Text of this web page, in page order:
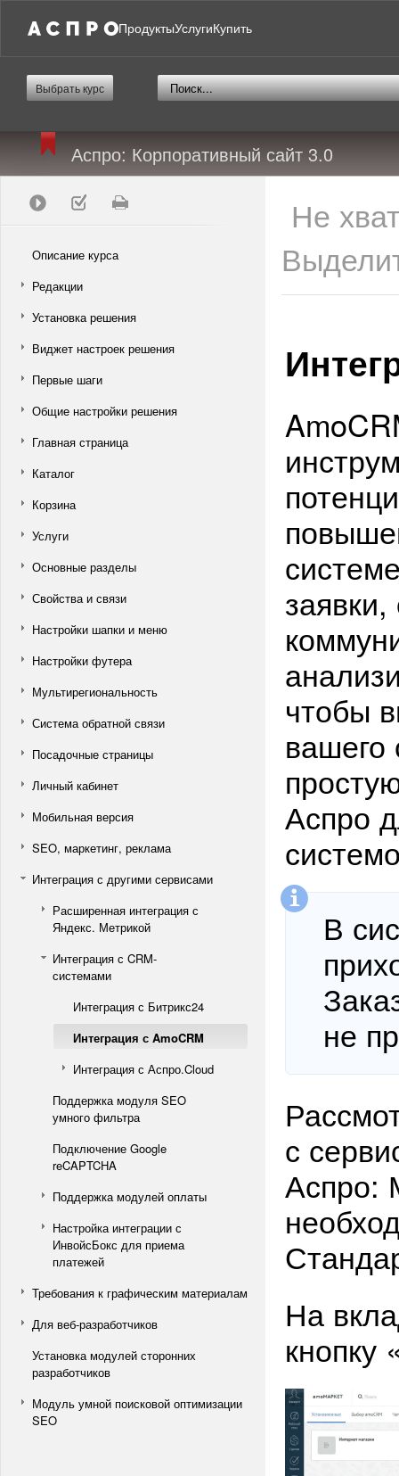
ПродуктыУслугиКупить
Выбрать курс
Аспро: Корпоративный сайт 3.0
Описание курса
Редакции
Установка решения
Виджет настроек решения
Первые шаги
Общие настройки решения
Главная страница
Каталог
Корзина
Услуги
Основные разделы
Свойства и связи
Настройки шапки и меню
Настройки футера
Мультирегиональность
Система обратной связи
Посадочные страницы
Личный кабинет
Мобильная версия
SEO, маркетинг, реклама
Интеграция с другими сервисами
Расширенная интеграция с
Яндекс. Метрикой
Интеграция с CRM-
системами
Интеграция с Битрикс24
Интеграция с AmoCRM
Интеграция с Аспро.Cloud
Поддержка модуля SEO
умного фильтра
Подключение Google
reCAPTCHA
Поддержка модулей оплаты
Настройка интеграции с
ИнвойсБокс для приема
платежей
Требования к графическим материалам
Для веб-разработчиков
Установка модулей сторонних
разработчиков
Модуль умной поисковой оптимизации
SEO
Не
чтобы
вашего
Аспро
В
не
с
Аспро:
На
кнопку